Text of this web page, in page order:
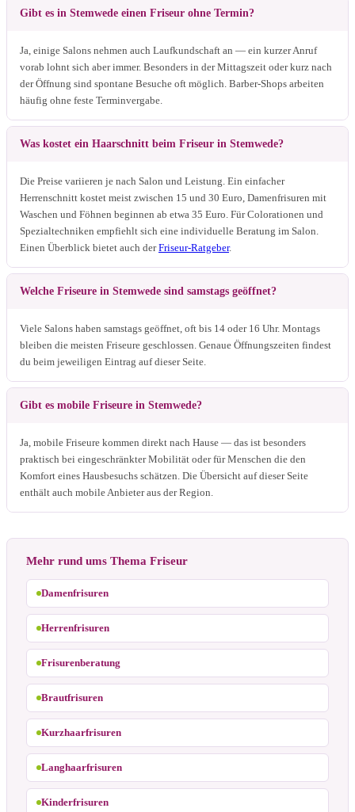
Gibt es in Stemwede einen Friseur ohne Termin?
Ja, einige Salons nehmen auch Laufkundschaft an — ein kurzer Anruf
vorab lohnt sich aber immer. Besonders in der Mittagszeit oder kurz nach
der Öffnung sind spontane Besuche oft möglich. Barber-Shops arbeiten
häufig ohne feste Terminvergabe.
Was kostet ein Haarschnitt beim Friseur in Stemwede?
Die Preise variieren je nach Salon und Leistung. Ein einfacher
Herrenschnitt kostet meist zwischen 15 und 30 Euro, Damenfrisuren mit
Waschen und Föhnen beginnen ab etwa 35 Euro. Für Colorationen und
Spezialtechniken empfiehlt sich eine individuelle Beratung im Salon.
Einen Überblick bietet auch derFriseur-Ratgeber.
Welche Friseure in Stemwede sind samstags geöffnet?
Viele Salons haben samstags geöffnet, oft bis 14 oder 16 Uhr. Montags
bleiben die meisten Friseure geschlossen. Genaue Öffnungszeiten findest
du beim jeweiligen Eintrag auf dieser Seite.
Gibt es mobile Friseure in Stemwede?
Ja, mobile Friseure kommen direkt nach Hause — das ist besonders
praktisch bei eingeschränkter Mobilität oder für Menschen die den
Komfort eines Hausbesuchs schätzen. Die Übersicht auf dieser Seite
enthält auch mobile Anbieter aus der Region.
Mehr rund ums Thema Friseur
Damenfrisuren
Herrenfrisuren
Frisurenberatung
Brautfrisuren
Kurzhaarfrisuren
Langhaarfrisuren
Kinderfrisuren